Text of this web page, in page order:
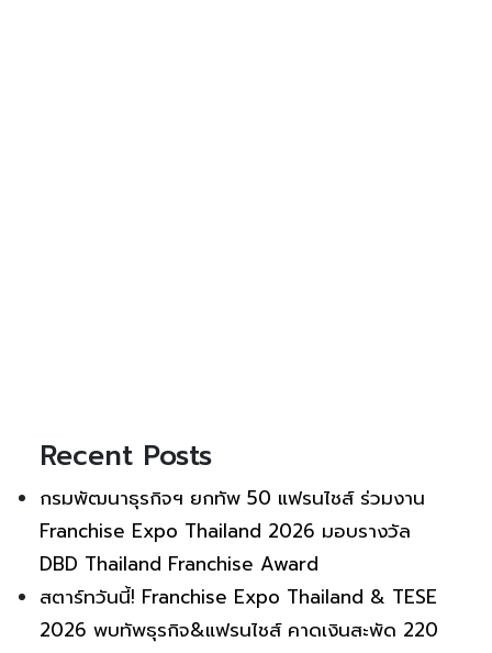
Recent Posts
กรมพัฒนาธุรกิจฯ ยกทัพ 50 แฟรนไชส์ ร่วมงาน
Franchise Expo Thailand 2026 มอบรางวัล
DBD Thailand Franchise Award
สตาร์ทวันนี้! Franchise Expo Thailand & TESE
2026 พบทัพธุรกิจ&แฟรนไชส์ คาดเงินสะพัด 220